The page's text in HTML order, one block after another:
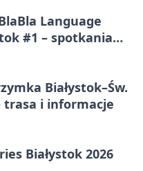
Language
#1 – spotkania
Białystok–Św.
trasa i informacje
Białystok 2026